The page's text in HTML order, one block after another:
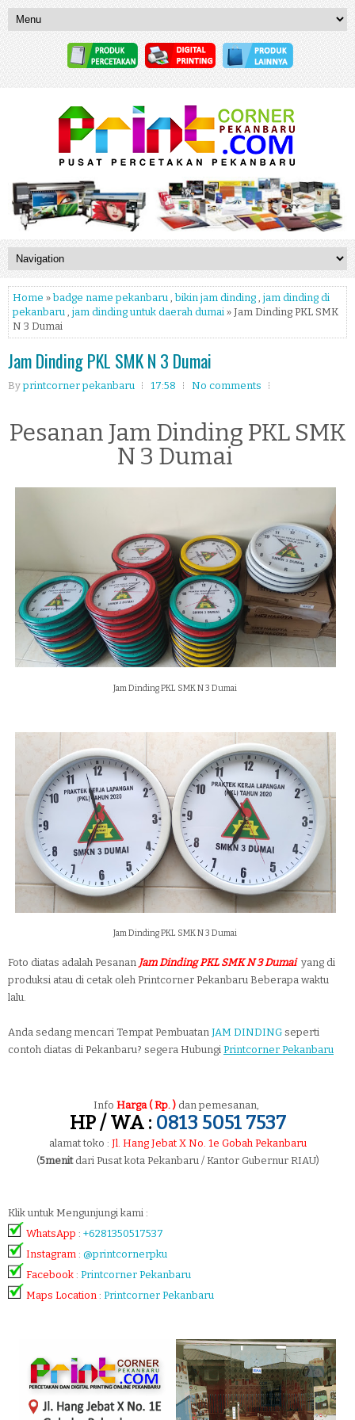
Home »badge name pekanbaru ,bikin jam dinding jam dinding di
pekanbaru
jam dinding untuk daerah dumai » Jam Dinding PKL SMK
N 3 Dumai
Jam Dinding PKL SMK N 3 Dumai
Byprintcorner pekanbaru 17:58 No comments
Pesanan Jam Dinding PKL SMK
N 3 Dumai
Jam Dinding PKL SMK N 3 Dumai
Jam Dinding PKL SMK N 3 Dumai
Foto diatas adalah Pesanan Jam Dinding PKL SMK N 3 Dumai yang di
produksi atau di cetak oleh Printcorner Pekanbaru Beberapa waktu
lalu.
Anda sedang mencari Tempat Pembuatan JAM DINDING seperti
contoh diatas di Pekanbaru? segera Hubungi Printcorner Pekanbaru
Info Harga ( Rp. ) dan pemesanan,
HP / WA : 0813 5051 7537
alamat toko : Jl. Hang Jebat X No. 1e Gobah Pekanbaru
(5menitdari Pusat kota Pekanbaru / Kantor Gubernur RIAU)
Klik untuk Mengunjungi kami :
WhatsApp : +6281350517537
Instagram : @printcornerpku
Facebook : Printcorner Pekanbaru
Maps Location : Printcorner Pekanbaru